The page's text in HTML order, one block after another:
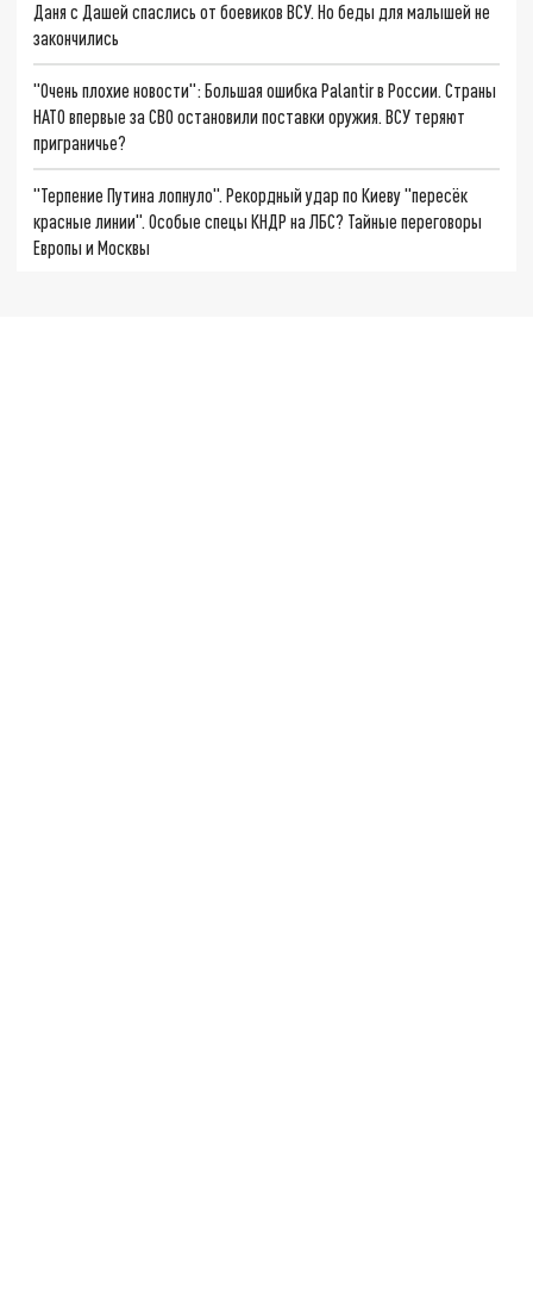
Даня с Дашей спаслись от боевиков ВСУ. Но беды для малышей не
закончились
"Очень плохие новости": Большая ошибка Palantir в России. Страны
НАТО впервые за СВО остановили поставки оружия. ВСУ теряют
приграничье?
"Терпение Путина лопнуло". Рекордный удар по Киеву "пересёк
красные линии". Особые спецы КНДР на ЛБС? Тайные переговоры
Европы и Москвы